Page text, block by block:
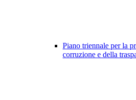
Piano triennale per la
corruzione e della